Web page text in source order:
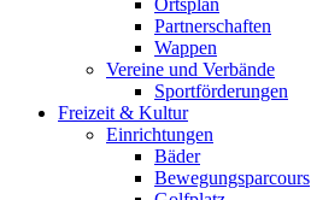
Ortsplan
Partnerschaften
Wappen
Vereine und Verbände
Sportförderungen
Freizeit & Kultur
Einrichtungen
Bäder
Bewegungsparcours